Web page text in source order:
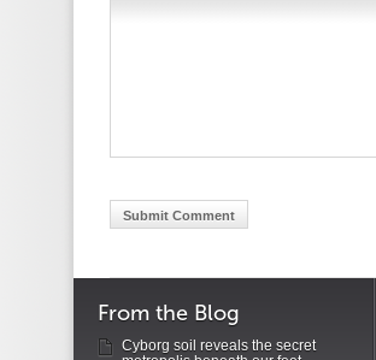
From the Blog
Cyborg soil reveals the secret